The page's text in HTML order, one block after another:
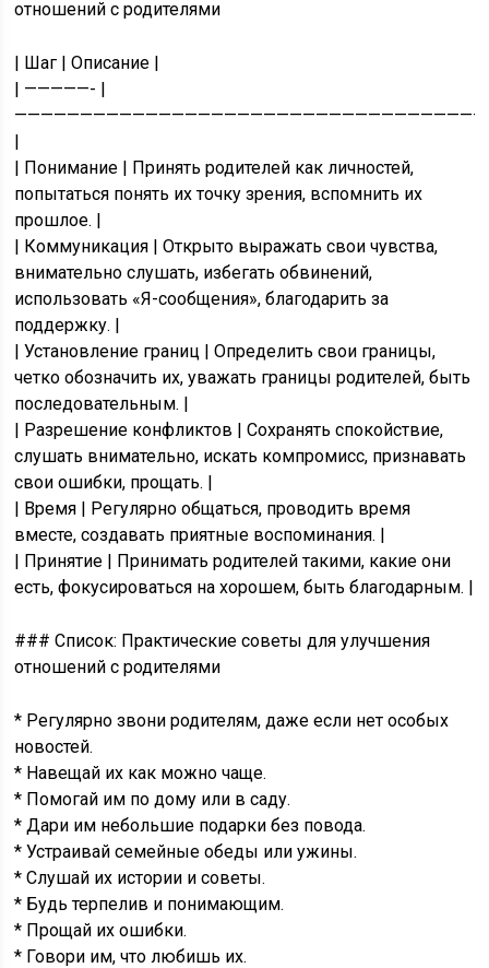
отношений с родителями
| Шаг | Описание |
| —————- |
|
| Понимание | Принять родителей как личностей,
попытаться понять их точку зрения, вспомнить их
прошлое. |
| Коммуникация | Открыто выражать свои чувства,
внимательно слушать, избегать обвинений,
использовать «Я-сообщения», благодарить за
поддержку. |
| Установление границ | Определить свои границы,
четко обозначить их, уважать границы родителей, быть
последовательным. |
| Разрешение конфликтов | Сохранять спокойствие,
слушать внимательно, искать компромисс, признавать
свои ошибки, прощать. |
| Время | Регулярно общаться, проводить время
вместе, создавать приятные воспоминания. |
| Принятие | Принимать родителей такими, какие они
есть, фокусироваться на хорошем, быть благодарным. |
### Список: Практические советы для улучшения
отношений с родителями
* Регулярно звони родителям, даже если нет особых
новостей.
* Навещай их как можно чаще.
* Помогай им по дому или в саду.
* Дари им небольшие подарки без повода.
* Устраивай семейные обеды или ужины.
* Слушай их истории и советы.
* Будь терпелив и понимающим.
* Прощай их ошибки.
* Говори им, что любишь их.